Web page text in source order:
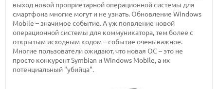
выход новой проприетарной операционной системы для
смартфона многие могут и не узнать. Обновление Windows
Mobile – значимое событие. А уж появление новой
операционной системы для коммуникатора, тем более с
открытым исходным кодом – событие очень важное.
Многие пользователи ожидают, что новая ОС – это не
просто конкурент Symbian и Windows Mobile, а их
потенциальный "убийца".